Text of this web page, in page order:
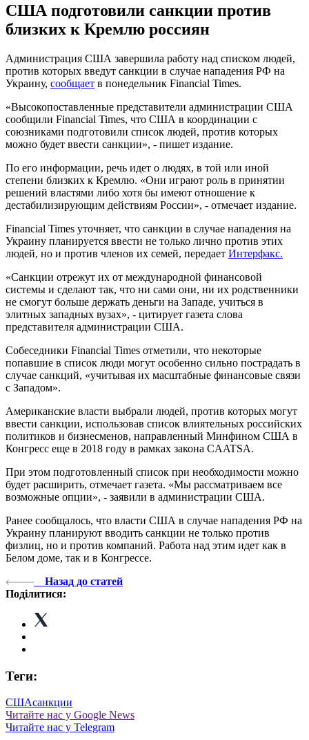
США подготовили санкции против
близких к Кремлю россиян
Администрация США завершила работу над списком людей,
против которых введут санкции в случае нападения РФ на
Украину, сообщает в понедельник Financial Times.
«Высокопоставленные представители администрации США
сообщили Financial Times, что США в координации с
союзниками подготовили список людей, против которых
можно будет ввести санкции», - пишет издание.
По его информации, речь идет о людях, в той или иной
степени близких к Кремлю. «Они играют роль в принятии
решений властями либо хотя бы имеют отношение к
дестабилизирующим действиям России», - отмечает издание.
Financial Times уточняет, что санкции в случае нападения на
Украину планируется ввести не только лично против этих
людей, но и против членов их семей, передает Интерфакс.
«Санкции отрежут их от международной финансовой
системы и сделают так, что ни сами они, ни их родственники
не смогут больше держать деньги на Западе, учиться в
элитных западных вузах», - цитирует газета слова
представителя администрации США.
Собеседники Financial Times отметили, что некоторые
попавшие в список люди могут особенно сильно пострадать в
случае санкций, «учитывая их масштабные финансовые связи
с Западом».
Американские власти выбрали людей, против которых могут
ввести санкции, использовав список влиятельных российских
политиков и бизнесменов, направленный Минфином США в
Конгресс еще в 2018 году в рамках закона CAATSA.
При этом подготовленный список при необходимости можно
будет расширить, отмечает газета. «Мы рассматриваем все
возможные опции», - заявили в администрации США.
Ранее сообщалось, что власти США в случае нападения РФ на
Украину планируют вводить санкции не только против
физлиц, но и против компаний. Работа над этим идет как в
Белом доме, так и в Конгрессе.
Назад до статей
Поділитися:
Теги:
СШАсанкции
Читайте нас у Google News
Читайте нас у Telegram